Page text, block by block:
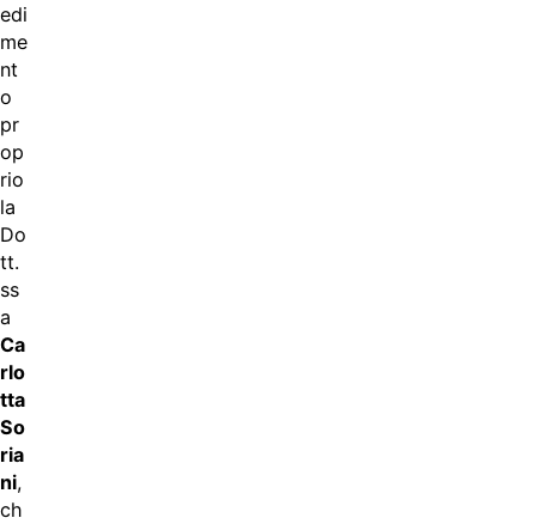
edi
me
nt
o
pr
op
rio
la
Do
tt.
ss
a
Ca
rlo
tta
So
ria
ni,
ch